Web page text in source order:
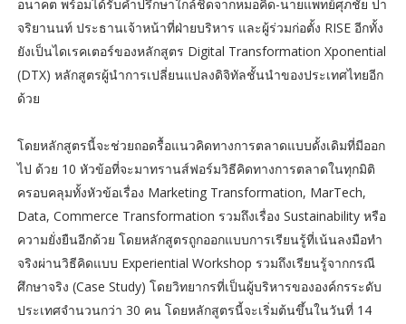
อนาคต พร้อมได้รับคำปรึกษาใกล้ชิดจากหมอคิด-นายแพทย์ศุภชัย ปา
จริยานนท์ ประธานเจ้าหน้าที่ฝ่ายบริหาร และผู้ร่วมก่อตั้ง RISE อีกทั้ง
ยังเป็นไดเรคเตอร์ของหลักสูตร Digital Transformation Xponential
(DTX) หลักสูตรผู้นำการเปลี่ยนแปลงดิจิทัลชั้นนำของประเทศไทยอีก
ด้วย
โดยหลักสูตรนี้จะช่วยถอดรื้อแนวคิดทางการตลาดแบบดั้งเดิมที่มีออก
ไป ด้วย 10 หัวข้อที่จะมาทรานส์ฟอร์มวิธีคิดทางการตลาดในทุกมิติ
ครอบคลุมทั้งหัวข้อเรื่อง Marketing Transformation, MarTech,
Data, Commerce Transformation รวมถึงเรื่อง Sustainability หรือ
ความยั่งยืนอีกด้วย โดยหลักสูตรถูกออกแบบการเรียนรู้ที่เน้นลงมือทำ
จริงผ่านวิธีคิดแบบ Experiential Workshop รวมถึงเรียนรู้จากกรณี
ศึกษาจริง (Case Study) โดยวิทยากรที่เป็นผู้บริหารขององค์กรระดับ
ประเทศจำนวนกว่า 30 คน โดยหลักสูตรนี้จะเริ่มต้นขึ้นในวันที่ 14